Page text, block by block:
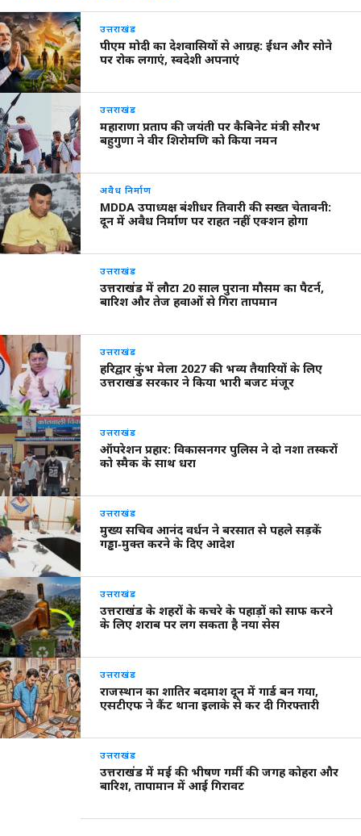
उत्तराखंड
पीएम मोदी का देशवासियों से आग्रह: ईंधन और सोने
पर रोक लगाएं, स्वदेशी अपनाएं
उत्तराखंड
महाराणा प्रताप की जयंती पर कैबिनेट मंत्री सौरभ
बहुगुणा ने वीर शिरोमणि को किया नमन
अवैध निर्माण
MDDA उपाध्यक्ष बंशीधर तिवारी की सख्त चेतावनी:
दून में अवैध निर्माण पर राहत नहीं एक्शन होगा
उत्तराखंड
उत्तराखंड में लौटा 20 साल पुराना मौसम का पैटर्न,
बारिश और तेज हवाओं से गिरा तापमान
उत्तराखंड
हरिद्वार कुंभ मेला 2027 की भव्य तैयारियों के लिए
उत्तराखंड सरकार ने किया भारी बजट मंजूर
उत्तराखंड
ऑपरेशन प्रहार: विकासनगर पुलिस ने दो नशा तस्करों
को स्मैक के साथ धरा
उत्तराखंड
मुख्य सचिव आनंद वर्धन ने बरसात से पहले सड़कें
गड्ढा‑मुक्त करने के दिए आदेश
उत्तराखंड
उत्तराखंड के शहरों के कचरे के पहाड़ों को साफ करने
के लिए शराब पर लग सकता है नया सेस
उत्तराखंड
राजस्थान का शातिर बदमाश दून में गार्ड बन गया,
एसटीएफ ने कैंट थाना इलाके से कर दी गिरफ्तारी
उत्तराखंड
उत्तराखंड में मई की भीषण गर्मी की जगह कोहरा और
बारिश, तापामान में आई गिरावट